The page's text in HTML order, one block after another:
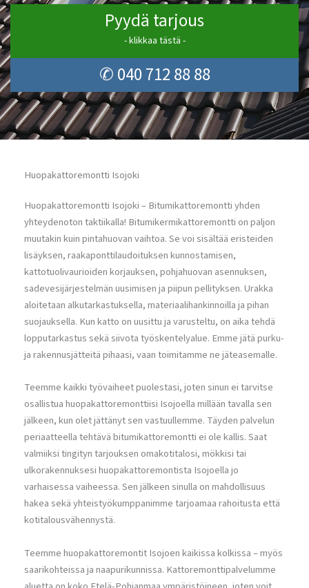
Pyydä tarjous
- klikkaa tästä -
✆ 040 712 88 88
Huopakattoremontti Isojoki
Huopakattoremontti Isojoki – Bitumikattoremontti yhden
yhteydenoton taktiikalla! Bitumikermikattoremontti on paljon
muutakin kuin pintahuovan vaihtoa. Se voi sisältää eristeiden
lisäyksen, raakaponttilaudoituksen kunnostamisen,
kattotuolivaurioiden korjauksen, pohjahuovan asennuksen,
sadevesijärjestelmän uusimisen ja piipun pellityksen. Urakka
aloitetaan alkutarkastuksella, materiaalihankinnoilla ja pihan
suojauksella. Kun katto on uusittu ja varusteltu, on aika tehdä
lopputarkastus sekä siivota työskentelyalue. Emme jätä purku-
ja rakennusjätteitä pihaasi, vaan toimitamme ne jäteasemalle.
Teemme kaikki työvaiheet puolestasi, joten sinun ei tarvitse
osallistua huopakattoremonttiisi Isojoella millään tavalla sen
jälkeen, kun olet jättänyt sen vastuullemme. Täyden palvelun
periaatteella tehtävä bitumikattoremontti ei ole kallis. Saat
valmiiksi tingityn tarjouksen omakotitalosi, mökkisi tai
ulkorakennuksesi huopakattoremontista Isojoella jo
varhaisessa vaiheessa. Sen jälkeen sinulla on mahdollisuus
hakea sekä yhteistyökumppanimme tarjoamaa rahoitusta että
kotitalousvähennystä.
Teemme huopakattoremontit Isojoen kaikissa kolkissa – myös
saarikohteissa ja naapurikunnissa. Kattoremonttipalvelumme